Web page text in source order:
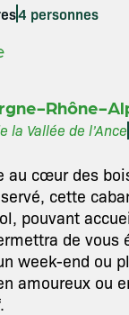
4 personnes
Rhône-
la Vallée de l’Ance
au cœur des
cette
pouvant
de vous
week-end ou
amoureux ou